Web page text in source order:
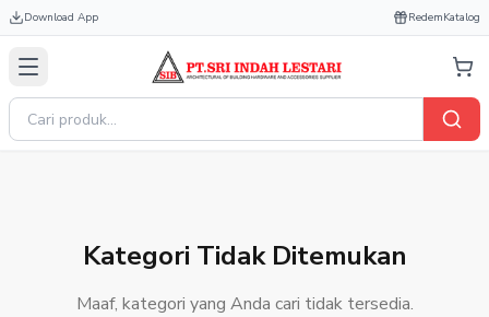
Download App RedemKatalog
Kategori Tidak Ditemukan
Maaf, kategori yang Anda cari tidak tersedia.